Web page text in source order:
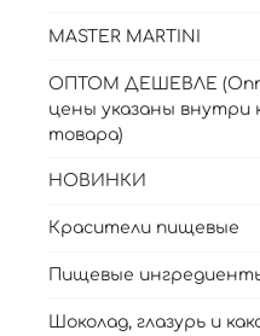
MASTER MARTINI
ОПТОМ ДЕШЕВЛЕ
цены указаны внутри
товара)
НОВИНКИ
Красители пищевые
Пищевые
Шоколад, глазурь и